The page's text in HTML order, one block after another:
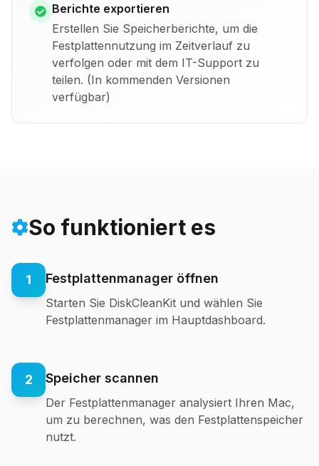
Berichte exportieren
Erstellen Sie Speicherberichte, um die
Festplattennutzung im Zeitverlauf zu
verfolgen oder mit dem IT-Support zu
teilen. (In kommenden Versionen
verfügbar)
So funktioniert es
1 Festplattenmanager öffnen
Starten Sie DiskCleanKit und wählen Sie
Festplattenmanager im Hauptdashboard.
2 Speicher scannen
Der Festplattenmanager analysiert Ihren Mac,
um zu berechnen, was den Festplattenspeicher
nutzt.